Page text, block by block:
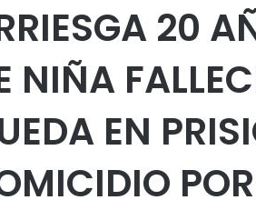
20
NIÑA
EN